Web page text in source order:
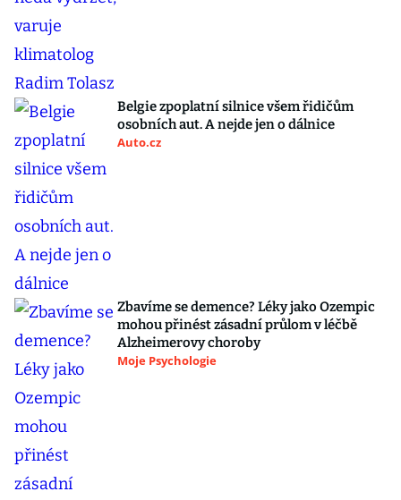
Belgie zpoplatní silnice všem řidičům
osobních aut. A nejde jen o dálnice
Auto.cz
Zbavíme se demence? Léky jako Ozempic
mohou přinést zásadní průlom v léčbě
Alzheimerovy choroby
Moje Psychologie